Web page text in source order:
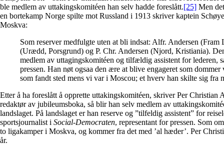
ble medlem av uttakingskomitéen han selv hadde foreslått.[25] Men
en bortekamp Norge spilte mot Russland i 1913 skriver kaptein
Moskva:
Som reserver medfulgte uten at bli indsat: Alfr. Andersen
(Urædd, Porsgrund) og P. Chr. Andersen (Njord, Kristiania).
medlem av uttagingskomitéen og tilfældig assistent for lederen,
pressen. Han nøt ogsaa den ære at blive engageret som
som fandt sted mens vi var i Moscou; et hverv han skilte sig fra
Etter å ha foreslått å opprette uttakingskomitéen, skriver Per Christian
redaktør av jubileumsboka, så blir han selv medlem av
landslaget. På landslaget er han reserve og ”tilfeldig assistent” for
sportsjournalist i Social-Democraten, representant for pressen. Som
to ligakamper i Moskva, og kommer fra det med ’al hæder’. Per
år.